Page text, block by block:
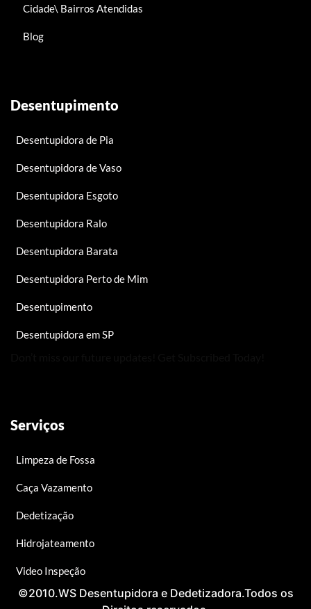
Cidade\ Bairros Atendidas
Blog
Desentupimento
Desentupidora de Pia
Desentupidora de Vaso
Desentupidora Esgoto
Desentupidora Ralo
Desentupidora Barata
Desentupidora Perto de Mim
Desentupimento
Desentupidora em SP
Serviços
Limpeza de Fossa
Caça Vazamento
Dedetização
Hidrojateamento
Video Inspeção
©2010.WS Desentupidora e Dedetizadora.Todos os